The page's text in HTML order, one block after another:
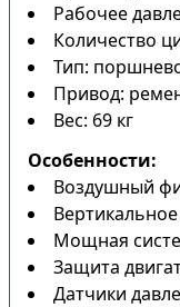
Рабочее
Количество
Тип:
Привод:
Вес: 69 кг
Особенности:
Воздушный
Мощная
Защита
Датчики